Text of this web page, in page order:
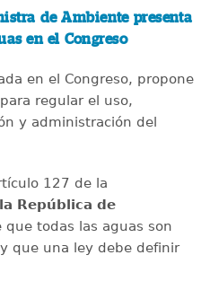
de Ambiente presenta
en el Congreso
en el Congreso, propone
regular el uso,
y administración del
127 de la
República de
que todas las aguas son
que una ley debe definir